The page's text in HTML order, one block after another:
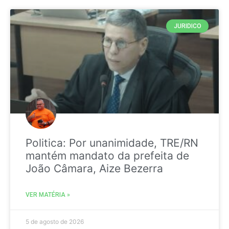
JURIDICO
Politica: Por unanimidade, TRE/RN
mantém mandato da prefeita de
João Câmara, Aize Bezerra
VER MATÉRIA »
5 de agosto de 2026